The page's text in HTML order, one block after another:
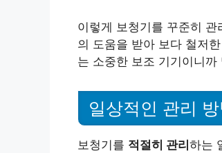
이렇게 보청기를 꾸준히
의 도움을 받아 보다 철저
는 소중한 보조 기기이니
일상적인 관리 방
보청기를 적절히 관리하는